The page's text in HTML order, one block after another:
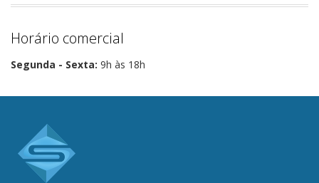
Horário comercial
Segunda - Sexta: 9h às 18h